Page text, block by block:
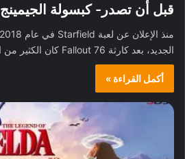
قبل أن تصدر- كبسولة الجيمينج
الجديد، بعد كارثة Fallout 76 كان الكثير من اللاعبين…
أكمل القراءة »